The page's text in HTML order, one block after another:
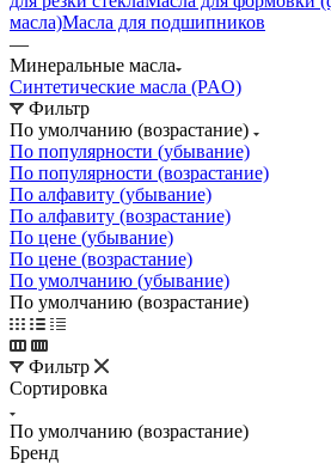
масла)Масла для подшипников
—
Минеральные масла
Синтетические масла (PAO)
Фильтр
По умолчанию (возрастание)
По популярности (убывание)
По популярности (возрастание)
По алфавиту (убывание)
По алфавиту (возрастание)
По цене (убывание)
По цене (возрастание)
По умолчанию (убывание)
По умолчанию (возрастание)
Фильтр
Сортировка
По умолчанию (возрастание)
Бренд